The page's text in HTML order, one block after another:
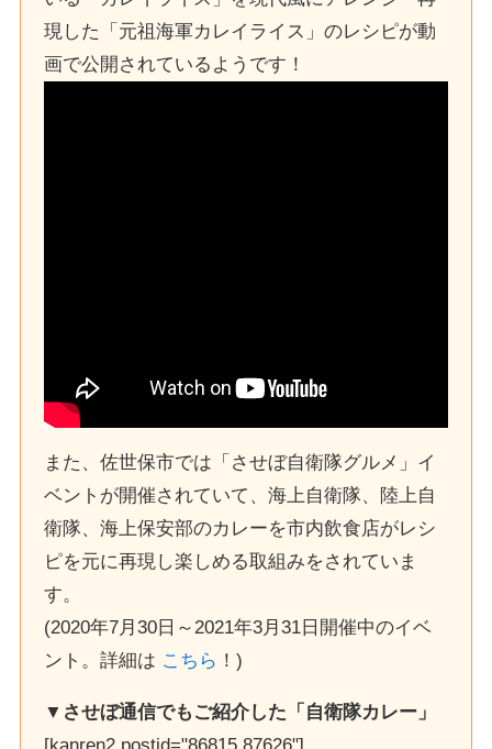
現した「元祖海軍カレイライス」のレシピが動
画で公開されているようです！
また、佐世保市では「させぼ自衛隊グルメ」イ
ベントが開催されていて、海上自衛隊、陸上自
衛隊、海上保安部のカレーを市内飲食店がレシ
ピを元に再現し楽しめる取組みをされていま
す。
(2020年7月30日～2021年3月31日開催中のイベ
ント。詳細は こちら ！)
▼させぼ通信でもご紹介した「自衛隊カレー」
[kanren2 postid="86815,87626"]